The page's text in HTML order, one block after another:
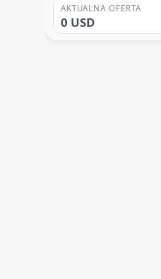
AKTUALNA OFERTA
0 USD